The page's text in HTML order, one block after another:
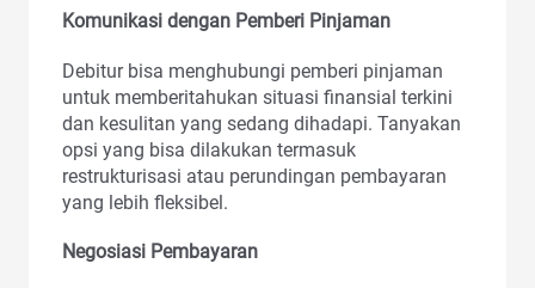
Komunikasi dengan Pemberi Pinjaman
Debitur bisa menghubungi pemberi pinjaman
untuk memberitahukan situasi finansial terkini
dan kesulitan yang sedang dihadapi. Tanyakan
opsi yang bisa dilakukan termasuk
restrukturisasi atau perundingan pembayaran
yang lebih fleksibel.
Negosiasi Pembayaran